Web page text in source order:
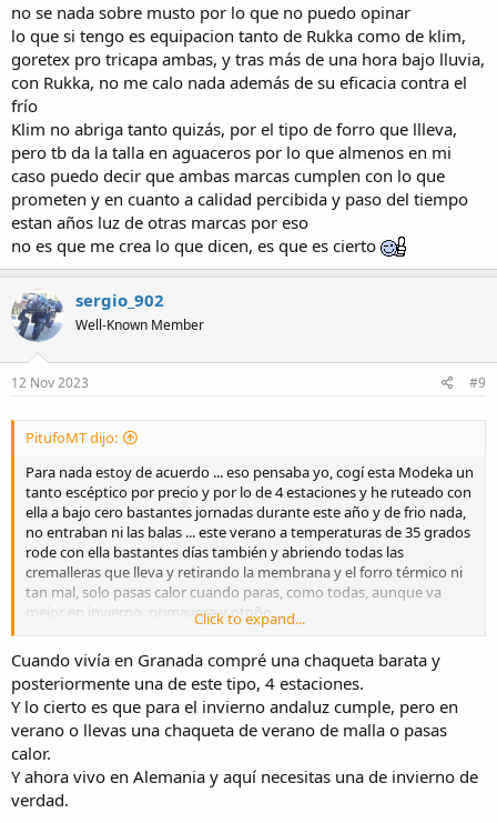
no se nada sobre musto por lo que no puedo opinar
lo que si tengo es equipacion tanto de Rukka como de klim,
goretex pro tricapa ambas, y tras más de una hora bajo lluvia,
con Rukka, no me calo nada además de su eficacia contra el
frío
Klim no abriga tanto quizás, por el tipo de forro que llleva,
pero tb da la talla en aguaceros por lo que almenos en mi
caso puedo decir que ambas marcas cumplen con lo que
prometen y en cuanto a calidad percibida y paso del tiempo
estan años luz de otras marcas por eso
no es que me crea lo que dicen, es que es cierto
sergio_902
Well-Known Member
12 Nov 2023 #9
PitufoMT dijo:
Para nada estoy de acuerdo ... eso pensaba yo, cogí esta Modeka un
tanto escéptico por precio y por lo de 4 estaciones y he ruteado con
ella a bajo cero bastantes jornadas durante este año y de frio nada,
no entraban ni las balas ... este verano a temperaturas de 35 grados
rode con ella bastantes días también y abriendo todas las
cremalleras que lleva y retirando la membrana y el forro térmico ni
tan mal, solo pasas calor cuando paras, como todas, aunque va
mejor en invierno, primavera y otoño.
He pasado 3 horas con lluvia y dentro estaba seco e incluso este
verano me pillo agua con ella y con la membrana en casa y apenas
me moje, pero para estos casos como un buen mono para el agua
no hay nada, eso es indiscutible.
Es una chaqueta pesada de cojones cat AA, con protecciones de
nivel 2 en codos, hombros y espalda (la espaldera se compra aparte)
.. a mi me ha sorprendido, ahora esto de la ropa ya digo que es algo
muy personal .. si solo tienes para una chaqueta, las 4 estaciones
Click to expand...
Cuando vivía en Granada compré una chaqueta barata y
posteriormente una de este tipo, 4 estaciones.
Y lo cierto es que para el invierno andaluz cumple, pero en
verano o llevas una chaqueta de verano de malla o pasas
calor.
Y ahora vivo en Alemania y aquí necesitas una de invierno de
verdad.